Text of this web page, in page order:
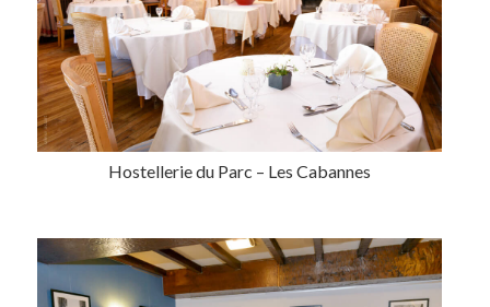
Hostellerie du Parc – Les Cabannes